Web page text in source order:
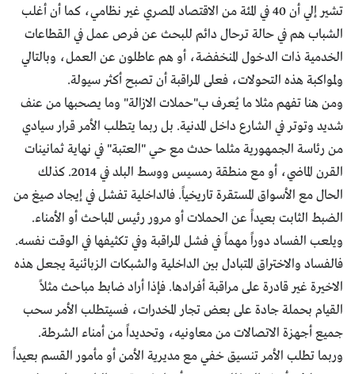
تشير إلي أن 40 في المئة من الاقتصاد المصري غير نظامي، كما أن أغلب
الشباب هم في حالة ترحال دائم للبحث عن فرص عمل في القطاعات
الخدمية ذات الدخول المنخفضة، أو هم عاطلون عن العمل، وبالتالي
ولمواكبة هذه التحولات، فعلى المراقبة أن تصبح أكثر سيولة.
ومن هنا تفهم مثلا ما يُعرف ب"حملات الازالة" وما يصحبها من عنف
شديد وتوتر في الشارع داخل المدنية. بل ربما يتطلب الأمر قرار سيادي
من رئاسة الجمهورية مثلما حدث مع حي "العتبة" في نهاية ثمانينات
القرن الماضي، أو مع منطقة رمسيس ووسط البلد في 2014. كذلك
الحال مع الأسواق المستقرة تاريخياً. فالداخلية تفشل في إيجاد صيغ من
الضبط الثابت بعيداً عن الحملات أو مرور رئيس المباحث أو الأمناء.
ويلعب الفساد دوراً مهماً في فشل المراقبة وفي تكثيفها في الوقت نفسه.
فالفساد والاختراق المتبادل بين الداخلية والشبكات الزبائنية يجعل هذه
الاخيرة غير قادرة على مراقبة أفرادها. فإذا أراد ضابط مباحث مثلاً
القيام بحملة جادة على بعض تجار المخدرات، فسيتطلب الأمر سحب
جميع أجهزة الاتصالات من معاونيه، وتحديداً من أمناء الشرطة.
وربما تطلب الأمر تنسيق خفي مع مديرية الأمن أو مأمور القسم بعيداً